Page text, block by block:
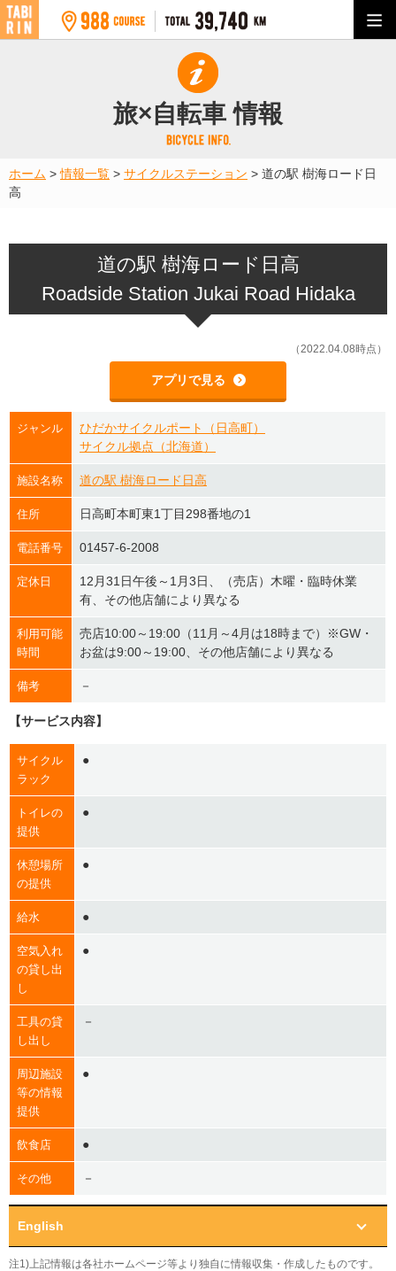
旅×自転車 情報
ホーム >情報一覧 > サイクルステーション > 道の駅 樹海ロード日
高
道の駅 樹海ロード日高
Roadside Station Jukai Road Hidaka
（2022.04.08時点）
アプリで見る
ジャンル
ひだかサイクルポート（日高町）
サイクル拠点（北海道）
施設名称 道の駅 樹海ロード日高
住所 日高町本町東1丁目298番地の1
電話番号 01457-6-2008
定休日
12月31日午後～1月3日、（売店）木曜・臨時休業
有、その他店舗により異なる
利用可能
時間
売店10:00～19:00（11月～4月は18時まで）※GW・
お盆は9:00～19:00、その他店舗により異なる
備考 －
【サービス内容】
サイクル
ラック
●
トイレの
提供
●
休憩場所
の提供
●
給水 ●
空気入れ
の貸し出
し
●
工具の貸
し出し
－
周辺施設
等の情報
提供
●
飲食店 ●
その他 －
English
注1)上記情報は各社ホームページ等より独自に情報収集・作成したものです。